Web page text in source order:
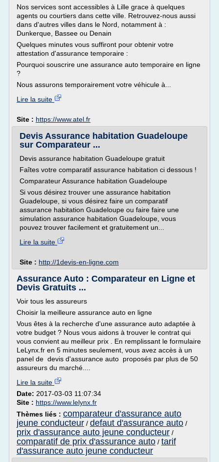
Nos services sont accessibles à Lille grace à quelques
agents ou courtiers dans cette ville. Retrouvez-nous aussi
dans d'autres villes dans le Nord, notamment à :
Dunkerque, Bassee ou Denain
Quelques minutes vous suffiront pour obtenir votre
attestation d'assurance temporaire :
Pourquoi souscrire une assurance auto temporaire en ligne
?
Nous assurons temporairement votre véhicule à...
Lire la suite
Site : https://www.atel.fr
Devis Assurance habitation Guadeloupe
sur Comparateur ...
Devis assurance habitation Guadeloupe gratuit
Faîtes votre comparatif assurance habitation ci dessous !
Comparateur Assurance habitation Guadeloupe
Si vous désirez trouver une assurance habitation
Guadeloupe, si vous désirez faire un comparatif
assurance habitation Guadeloupe ou faire faire une
simulation assurance habitation Guadeloupe, vous
pouvez trouver facilement et gratuitement un...
Lire la suite
Site : http://1devis-en-ligne.com
Assurance Auto : Comparateur en Ligne et
Devis Gratuits ...
Voir tous les assureurs
Choisir la meilleure assurance auto en ligne
Vous êtes à la recherche d'une assurance auto adaptée à
votre budget ? Nous vous aidons à trouver le contrat qui
vous convient au meilleur prix . En remplissant le formulaire
LeLynx.fr en 5 minutes seulement, vous avez accès à un
panel de devis d'assurance auto proposés par plus de 50
assureurs du marché....
Lire la suite
Date: 2017-03-03 11:07:34
Site : https://www.lelynx.fr
Thèmes liés : comparateur d'assurance auto
jeune conducteur / defaut d'assurance auto /
prix d'assurance auto jeune conducteur /
comparatif de prix d'assurance auto / tarif
d'assurance auto jeune conducteur